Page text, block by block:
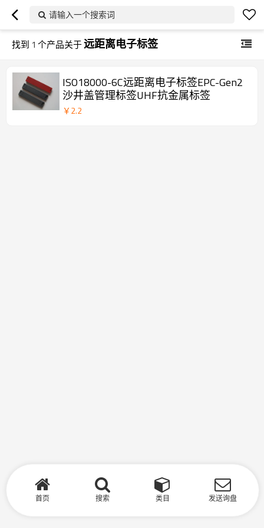
请输入一个搜索词
找到 1 个产品关于远距离电子标签
ISO18000-6C远距离电子标签EPC-Gen2
沙井盖管理标签UHF抗金属标签
￥2.2
首页 搜索 类目 发送询盘